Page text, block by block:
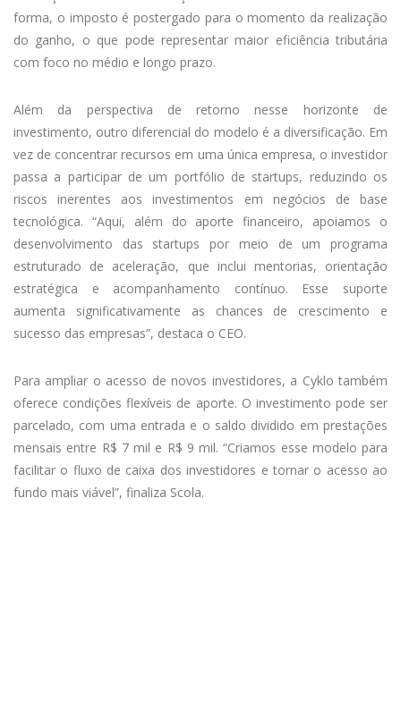
forma, o imposto é postergado para o momento da realização
do ganho, o que pode representar maior eficiência tributária
com foco no médio e longo prazo.
Além da perspectiva de retorno nesse horizonte de
investimento, outro diferencial do modelo é a diversificação. Em
vez de concentrar recursos em uma única empresa, o investidor
passa a participar de um portfólio de startups, reduzindo os
riscos inerentes aos investimentos em negócios de base
tecnológica. “Aqui, além do aporte financeiro, apoiamos o
desenvolvimento das startups por meio de um programa
estruturado de aceleração, que inclui mentorias, orientação
estratégica e acompanhamento contínuo. Esse suporte
aumenta significativamente as chances de crescimento e
sucesso das empresas”, destaca o CEO.
Para ampliar o acesso de novos investidores, a Cyklo também
oferece condições flexíveis de aporte. O investimento pode ser
parcelado, com uma entrada e o saldo dividido em prestações
mensais entre R$ 7 mil e R$ 9 mil. “Criamos esse modelo para
facilitar o fluxo de caixa dos investidores e tornar o acesso ao
fundo mais viável”, finaliza Scola.